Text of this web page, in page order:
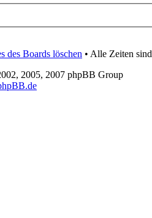
des Boards löschen • Alle Zeiten
2005, 2007 phpBB Group